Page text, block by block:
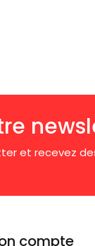
et recevez
compte